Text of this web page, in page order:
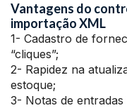
Vantagens do
importação XML
1- Cadastro de
“cliques”;
2- Rapidez na
estoque;
3- Notas de entradas